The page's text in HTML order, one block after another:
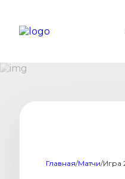
Главная/Матчи/Игра